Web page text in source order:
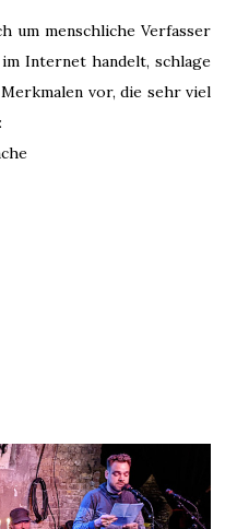
um menschliche Verfasser
Internet handelt, schlage
vor, die sehr viel